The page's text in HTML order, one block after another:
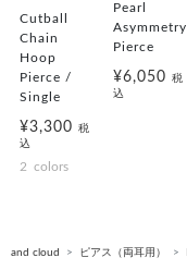
Cutball
Chain
Hoop
Pierce /
Single
¥3,300税
込
2 colors
Pearl
Asymmetry
Pierce
¥6,050 税
込
and cloud ピアス（両耳用）